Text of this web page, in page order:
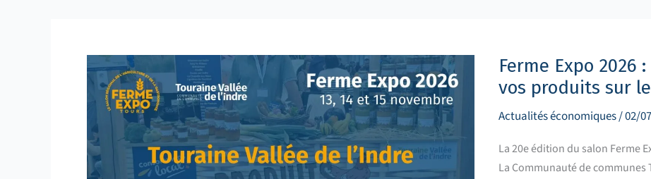
Ferme Expo
vos produits sur
Actualités économiques/02/
La 20e édition du salon Ferme
La Communauté de communes
candidatez
pour
valoriser
produits
sur
stand
territoire